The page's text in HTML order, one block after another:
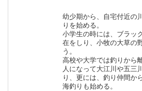
幼少期から、自宅付近の
りを始める。
小学生の時には、ブラッ
在をしり、小牧の大草の
う。
高校や大学では釣りから
人になって大江川や五三
り、更には、釣り仲間か
海釣りも始める。